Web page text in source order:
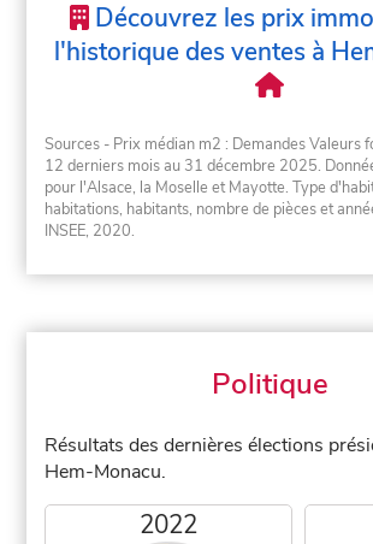
Découvrez les prix
l'historique des ventes à
Sources - Prix médian m2 : Demandes Valeurs
12 derniers mois au 31 décembre 2025.
pour l'Alsace, la Moselle et Mayotte. Type
habitations, habitants, nombre de pièces et
INSEE, 2020.
Politique
Résultats des dernières élections
Hem-Monacu.
2022